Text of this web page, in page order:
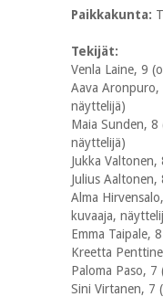
Paikkakunta:
Tekijät:
Venla Laine, 9
Aava Aronpuro,
näyttelijä)
Maia Sunden, 8
näyttelijä)
Jukka Valtonen,
Julius
Alma
kuvaaja,
Emma Taipale,
Kreetta
Paloma Paso, 7
Sini Virtanen, 7